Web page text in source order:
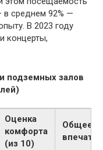
в среднем 92% —
В 2023 году
концерты,
подземных залов
Оценка
комфорта
(из 10)
Общее